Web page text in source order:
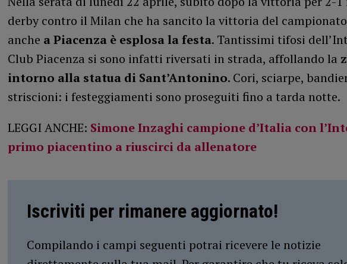
derby contro il Milan che ha sancito la vittoria del
anche a Piacenza è esplosa la festa. Tantissimi tifosi
Club Piacenza si sono infatti riversati in strada, affollando la
intorno alla statua di Sant’Antonino. Cori, sciarpe,
striscioni: i festeggiamenti sono proseguiti fino a tarda notte.
LEGGI ANCHE: Simone Inzaghi campione d’Italia con
primo piacentino a riuscirci da allenatore
Iscriviti per rimanere aggiornato!
Compilando i campi seguenti potrai ricevere le notizie